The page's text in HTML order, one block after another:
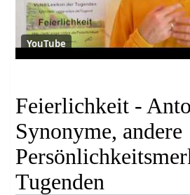
YouTube
Feierlichkeit -
Synonyme, andere
Tugenden